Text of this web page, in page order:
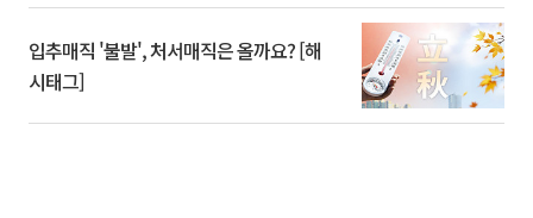
입추매직 '불발', 처서매직은 올까요? [해
시태그]